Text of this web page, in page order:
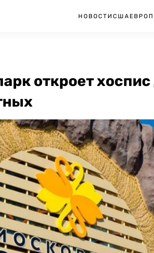
НОВОСТИ США
откроет